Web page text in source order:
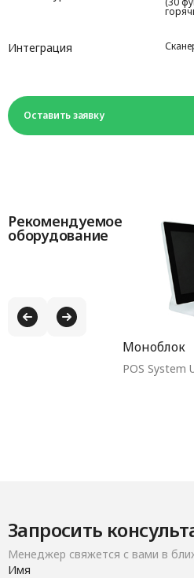
Интеграция
для хранения данных
Скорость печати 80
Размеры 437 *
30-60
Максимальный внешний
Максимальный внутренний
40 мм
Оставить заявку
Рекомендуемое
оборудование
Моноблок
POS System
Запросить
Менеджер свяжется с вами в
Имя